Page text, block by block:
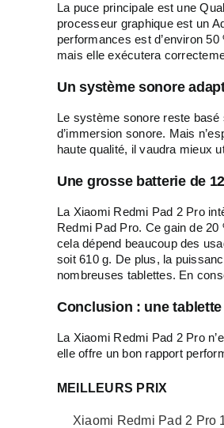
La puce principale est une
processeur graphique est un
performances est d’environ
mais elle exécutera
Un système sonore
Le système sonore reste
d’immersion sonore. Mais
haute qualité, il vaudra mieux
Une grosse batterie de
La Xiaomi Redmi Pad 2 Pro
Redmi Pad Pro. Ce gain de
cela dépend beaucoup des
soit 610 g. De plus, la
nombreuses tablettes. En
Conclusion : une
La Xiaomi Redmi Pad 2 Pro
elle offre un bon rapport
MEILLEURS PRIX
Xiaomi Redmi Pad 2 Pro